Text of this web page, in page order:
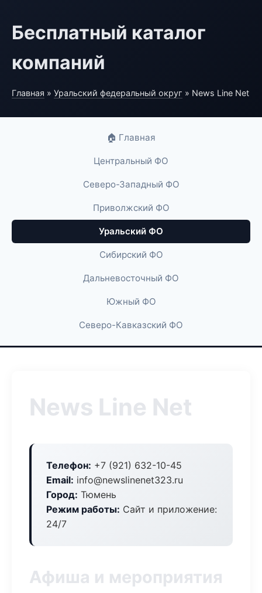
Бесплатный каталог
компаний
Главная » Уральский федеральный округ » News Line Net
🏠 Главная
Центральный ФО
Северо-Западный ФО
Приволжский ФО
Уральский ФО
Сибирский ФО
Дальневосточный ФО
Южный ФО
Северо-Кавказский ФО
News Line Net
Телефон: +7 (921) 632-10-45
Email: info@newslinenet323.ru
Город: Тюмень
Режим работы: Сайт и приложение:
24/7
Афиша и мероприятия